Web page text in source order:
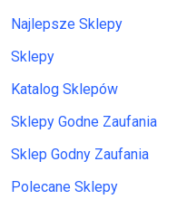
Najlepsze Sklepy
Sklepy
Katalog Sklepów
Sklepy Godne Zaufania
Sklep Godny Zaufania
Polecane Sklepy